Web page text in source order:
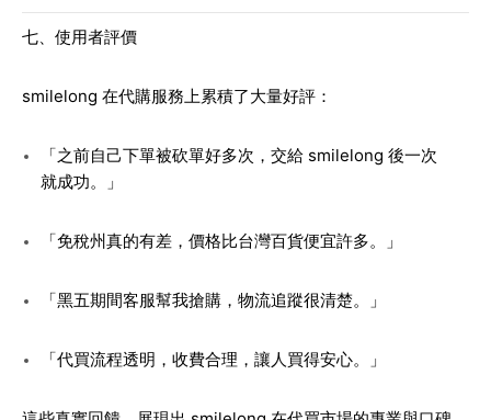
七、使用者評價
smilelong 在代購服務上累積了大量好評：
「之前自己下單被砍單好多次，交給 smilelong 後一次
就成功。」
「免稅州真的有差，價格比台灣百貨便宜許多。」
「黑五期間客服幫我搶購，物流追蹤很清楚。」
「代買流程透明，收費合理，讓人買得安心。」